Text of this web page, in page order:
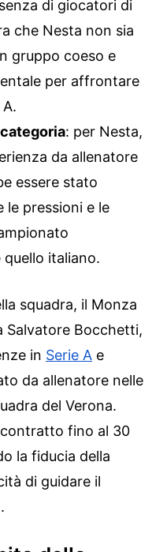
di giocatori di
che Nesta non sia
gruppo coeso e
per affrontare
: per Nesta,
da allenatore
essere stato
le pressioni e le
italiano.
squadra, il Monza
Salvatore Bocchetti,
in Serie A e
da allenatore nelle
del Verona.
fino al 30
la fiducia della
di guidare il